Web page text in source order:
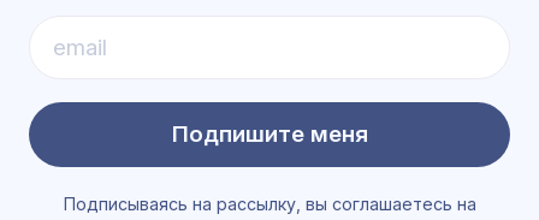
Подпишите меня
Подписываясь на рассылку, вы соглашаетесь на